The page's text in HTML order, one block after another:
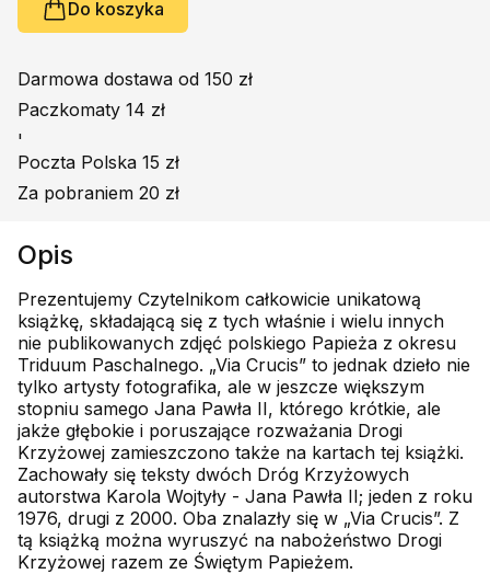
Do koszyka
Darmowa dostawa od 150 zł
Paczkomaty 14 zł
'
Poczta Polska 15 zł
Za pobraniem 20 zł
Opis
Prezentujemy Czytelnikom całkowicie unikatową
książkę, składającą się z tych właśnie i wielu innych
nie publikowanych zdjęć polskiego Papieża z okresu
Triduum Paschalnego. „Via Crucis” to jednak dzieło nie
tylko artysty fotografika, ale w jeszcze większym
stopniu samego Jana Pawła II, którego krótkie, ale
jakże głębokie i poruszające rozważania Drogi
Krzyżowej zamieszczono także na kartach tej książki.
Zachowały się teksty dwóch Dróg Krzyżowych
autorstwa Karola Wojtyły - Jana Pawła II; jeden z roku
1976, drugi z 2000. Oba znalazły się w „Via Crucis”. Z
tą książką można wyruszyć na nabożeństwo Drogi
Krzyżowej razem ze Świętym Papieżem.